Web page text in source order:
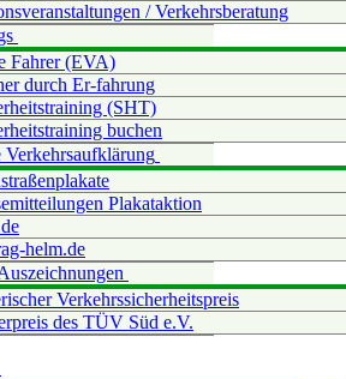
/ Verkehrsberatung
Fahrer (EVA)
durch Er-fahrung
(SHT)
buchen
Plakataktion
helm.de
Verkehrssicherheitspreis
des TÜV Süd e.V.